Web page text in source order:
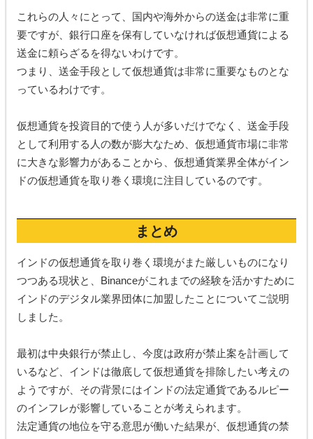
これらの人々にとって、国内や海外からの送金は非常に重
要ですが、銀行口座を保有していなければ仮想通貨による
送金に頼らざるを得ないわけです。
つまり、送金手段として仮想通貨は非常に重要なものとな
っているわけです。
仮想通貨を投資目的で使う人が多いだけでなく、送金手段
として利用する人の数が膨大なため、仮想通貨市場に非常
に大きな影響力があることから、仮想通貨業界全体がイン
ドの仮想通貨を取り巻く環境に注目しているのです。
まとめ
インドの仮想通貨を取り巻く環境がまた厳しいものになり
つつある現状と、Binanceがこれまでの経験を活かすために
インドのデジタル業界団体に加盟したことについてご説明
しました。
最初は中央銀行が禁止し、今度は政府が禁止案を計画して
いるなど、インドは徹底して仮想通貨を排除したい考えの
ようですが、その背景にはインドの法定通貨であるルピー
のインフレが影響していることが考えられます。
法定通貨の地位を守る意思が働いた結果が、仮想通貨の禁